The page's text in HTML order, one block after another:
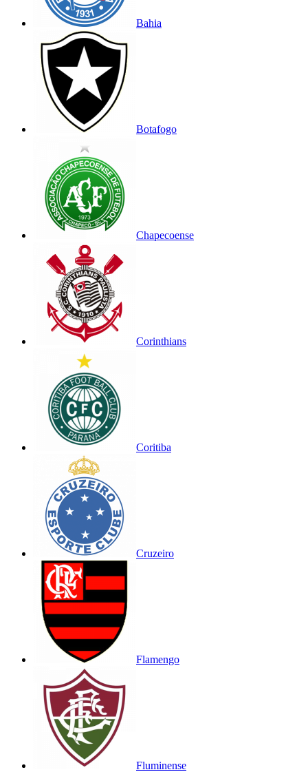
Bahia
Botafogo
Chapecoense
Corinthians
Coritiba
Cruzeiro
Flamengo
Fluminense